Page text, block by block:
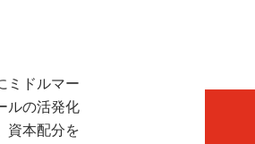
ミドルマー
ルの活発化
資本配分を